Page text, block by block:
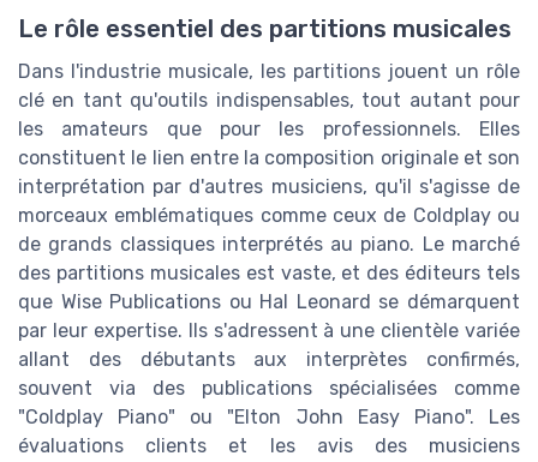
Le rôle essentiel des partitions musicales
Dans l'industrie musicale, les partitions jouent un rôle
clé en tant qu'outils indispensables, tout autant pour
les amateurs que pour les professionnels. Elles
constituent le lien entre la composition originale et son
interprétation par d'autres musiciens, qu'il s'agisse de
morceaux emblématiques comme ceux de Coldplay ou
de grands classiques interprétés au piano. Le marché
des partitions musicales est vaste, et des éditeurs tels
que Wise Publications ou Hal Leonard se démarquent
par leur expertise. Ils s'adressent à une clientèle variée
allant des débutants aux interprètes confirmés,
souvent via des publications spécialisées comme
"Coldplay Piano" ou "Elton John Easy Piano". Les
évaluations clients et les avis des musiciens